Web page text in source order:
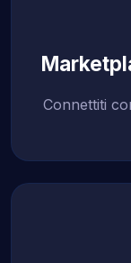
Connettiti